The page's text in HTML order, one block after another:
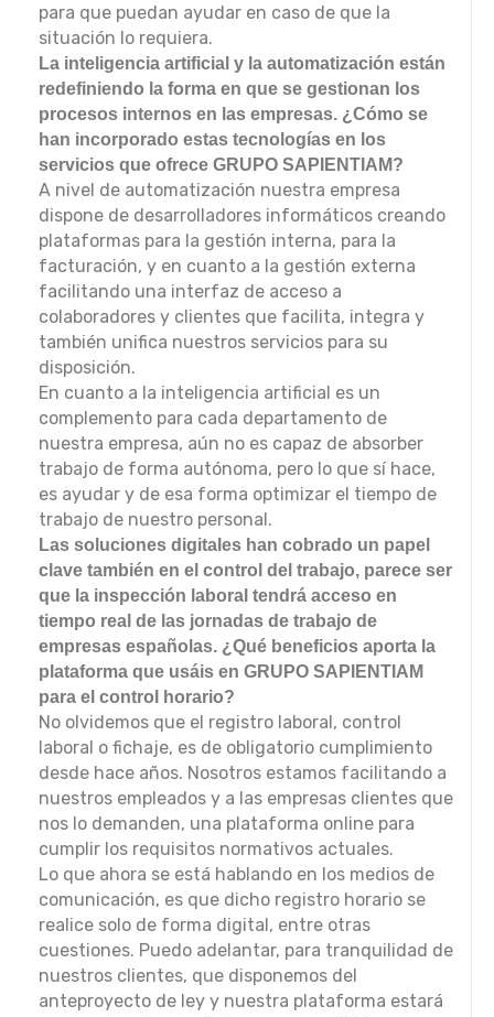
para que puedan ayudar en caso de que la
situación lo requiera.
La inteligencia artificial y la automatización están
redefiniendo la forma en que se gestionan los
procesos internos en las empresas. ¿Cómo se
han incorporado estas tecnologías en los
servicios que ofrece GRUPO SAPIENTIAM?
A nivel de automatización nuestra empresa
dispone de desarrolladores informáticos creando
plataformas para la gestión interna, para la
facturación, y en cuanto a la gestión externa
facilitando una interfaz de acceso a
colaboradores y clientes que facilita, integra y
también unifica nuestros servicios para su
disposición.
En cuanto a la inteligencia artificial es un
complemento para cada departamento de
nuestra empresa, aún no es capaz de absorber
trabajo de forma autónoma, pero lo que sí hace,
es ayudar y de esa forma optimizar el tiempo de
trabajo de nuestro personal.
Las soluciones digitales han cobrado un papel
clave también en el control del trabajo, parece ser
que la inspección laboral tendrá acceso en
tiempo real de las jornadas de trabajo de
empresas españolas. ¿Qué beneficios aporta la
plataforma que usáis en GRUPO SAPIENTIAM
para el control horario?
No olvidemos que el registro laboral, control
laboral o fichaje, es de obligatorio cumplimiento
desde hace años. Nosotros estamos facilitando a
nuestros empleados y a las empresas clientes que
nos lo demanden, una plataforma online para
cumplir los requisitos normativos actuales.
Lo que ahora se está hablando en los medios de
comunicación, es que dicho registro horario se
realice solo de forma digital, entre otras
cuestiones. Puedo adelantar, para tranquilidad de
nuestros clientes, que disponemos del
anteproyecto de ley y nuestra plataforma estará